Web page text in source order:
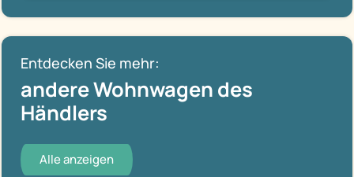
Entdecken Sie mehr:
andere Wohnwagen des
Händlers
Alle anzeigen